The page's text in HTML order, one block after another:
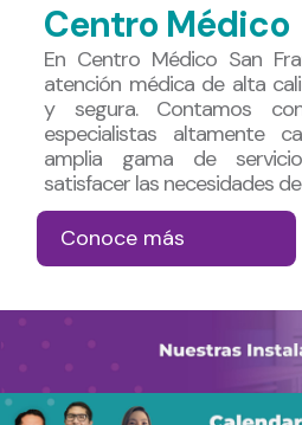
Centro Médico
En Centro Médico San
atención médica de alta
y segura. Contamos
especialistas altamente
amplia gama de
satisfacer las necesidades
Conoce más